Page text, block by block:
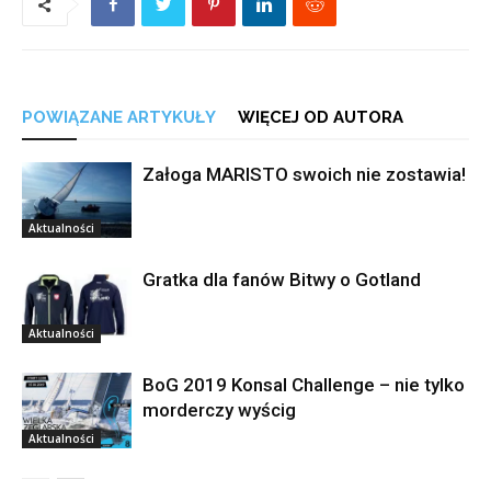
POWIĄZANE ARTYKUŁY WIĘCEJ OD AUTORA
Aktualności
Załoga MARISTO swoich nie zostawia!
Aktualności
Gratka dla fanów Bitwy o Gotland
Aktualności
BoG 2019 Konsal Challenge – nie tylko
morderczy wyścig